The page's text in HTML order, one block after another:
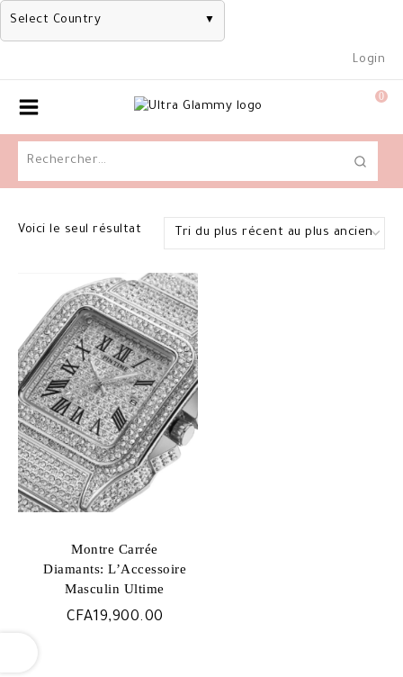
Select Country ▼
Login
0
Rechercher :
Voici le seul résultat
Montre Carrée
Diamants: L’Accessoire
Masculin Ultime
CFA19,900.00